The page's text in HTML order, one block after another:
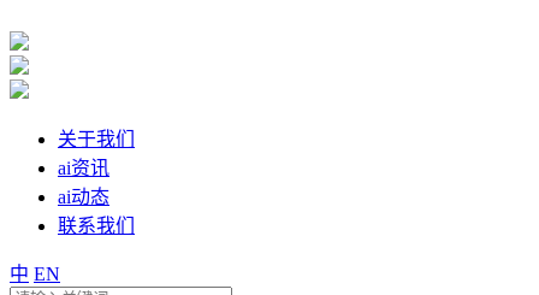
关于我们
ai资讯
ai动态
联系我们
中 EN